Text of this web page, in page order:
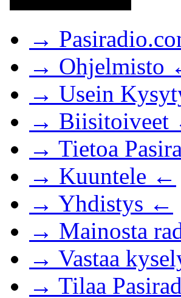
→
→ Ohjelmisto
→ Usein
→ Biisitoiveet
→ Tietoa
→ Kuuntele ←
→ Yhdistys ←
→ Mainosta
→ Vastaa
→ Tilaa